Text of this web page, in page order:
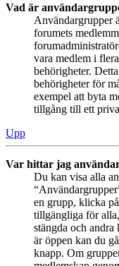
Vad är
Användargrupper
forumets
vara medlem i
behörigheter.
behörigheter för
exempel att byta
tillgång till ett
Upp
Var hittar jag
Du kan visa alla
en grupp, klicka
tillgängliga för
stängda och
är öppen kan du
knapp. Om